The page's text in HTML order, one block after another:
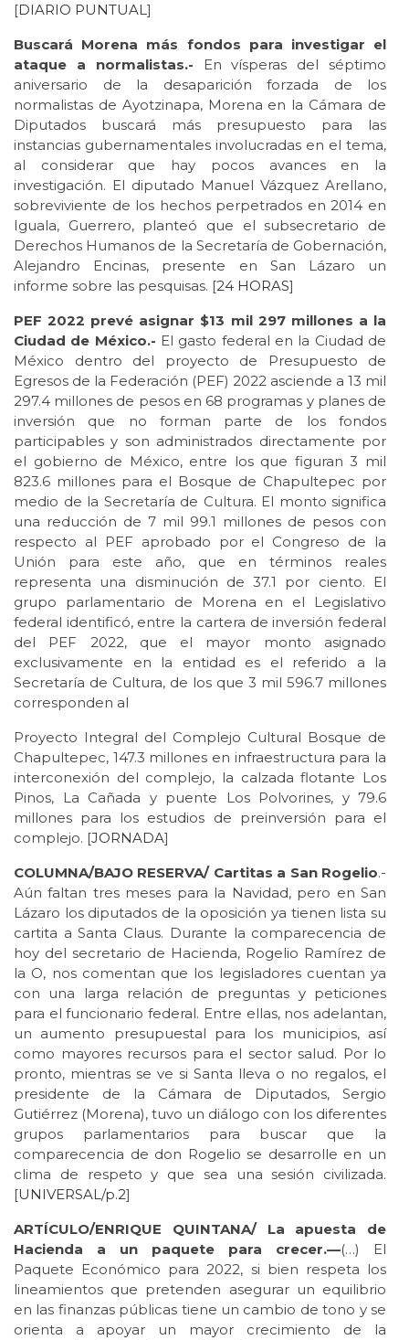
[DIARIO PUNTUAL]
Buscará Morena más fondos para investigar el
ataque a normalistas.- En vísperas del séptimo
aniversario de la desaparición forzada de los
normalistas de Ayotzinapa, Morena en la Cámara de
Diputados buscará más presupuesto para las
instancias gubernamentales involucradas en el tema,
al considerar que hay pocos avances en la
investigación. El diputado Manuel Vázquez Arellano,
sobreviviente de los hechos perpetrados en 2014 en
Iguala, Guerrero, planteó que el subsecretario de
Derechos Humanos de la Secretaría de Gobernación,
Alejandro Encinas, presente en San Lázaro un
informe sobre las pesquisas. [24 HORAS]
PEF 2022 prevé asignar $13 mil 297 millones a la
Ciudad de México.- El gasto federal en la Ciudad de
México dentro del proyecto de Presupuesto de
Egresos de la Federación (PEF) 2022 asciende a 13 mil
297.4 millones de pesos en 68 programas y planes de
inversión que no forman parte de los fondos
participables y son administrados directamente por
el gobierno de México, entre los que figuran 3 mil
823.6 millones para el Bosque de Chapultepec por
medio de la Secretaría de Cultura. El monto significa
una reducción de 7 mil 99.1 millones de pesos con
respecto al PEF aprobado por el Congreso de la
Unión para este año, que en términos reales
representa una disminución de 37.1 por ciento. El
grupo parlamentario de Morena en el Legislativo
federal identificó, entre la cartera de inversión federal
del PEF 2022, que el mayor monto asignado
exclusivamente en la entidad es el referido a la
Secretaría de Cultura, de los que 3 mil 596.7 millones
corresponden al
Proyecto Integral del Complejo Cultural Bosque de
Chapultepec, 147.3 millones en infraestructura para la
interconexión del complejo, la calzada flotante Los
Pinos, La Cañada y puente Los Polvorines, y 79.6
millones para los estudios de preinversión para el
complejo. [JORNADA]
COLUMNA/BAJO RESERVA/ Cartitas a San Rogelio.-
Aún faltan tres meses para la Navidad, pero en San
Lázaro los diputados de la oposición ya tienen lista su
cartita a Santa Claus. Durante la comparecencia de
hoy del secretario de Hacienda, Rogelio Ramírez de
la O, nos comentan que los legisladores cuentan ya
con una larga relación de preguntas y peticiones
para el funcionario federal. Entre ellas, nos adelantan,
un aumento presupuestal para los municipios, así
como mayores recursos para el sector salud. Por lo
pronto, mientras se ve si Santa lleva o no regalos, el
presidente de la Cámara de Diputados, Sergio
Gutiérrez (Morena), tuvo un diálogo con los diferentes
grupos parlamentarios para buscar que la
comparecencia de don Rogelio se desarrolle en un
clima de respeto y que sea una sesión civilizada.
[UNIVERSAL/p.2]
ARTÍCULO/ENRIQUE QUINTANA/ La apuesta de
Hacienda a un paquete para crecer.—(…) El
Paquete Económico para 2022, si bien respeta los
lineamientos que pretenden asegurar un equilibrio
en las finanzas públicas tiene un cambio de tono y se
orienta a apoyar un mayor crecimiento de la